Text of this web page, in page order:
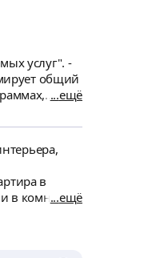
услуг". -
общий
нашли
ещё
в
ещё